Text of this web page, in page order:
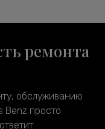
ремонта
обслуживанию
Benz просто